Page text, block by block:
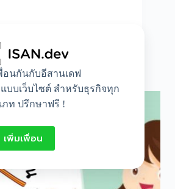
อนกันกับอีสานเดฟ
บบเว็บไซต์ สำหรับธุรกิจทุก
ภท ปรึกษาฟรี !
เพิ่มเพื่อน
ราคาเท่าไหร่ ทำไมถึงต้อง